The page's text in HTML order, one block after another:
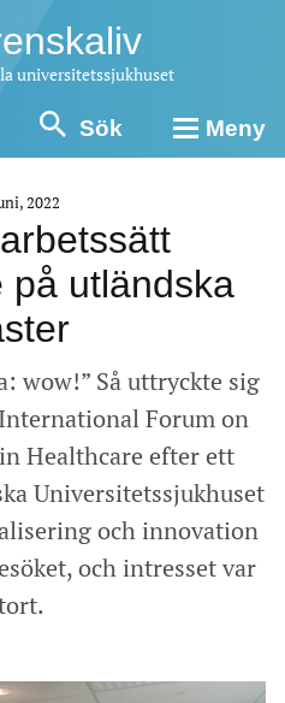
universitetssjukhuset
Sök Meny
2022
på utländska
wow!” Så uttryckte sig
Forum on
Healthcare efter ett
Universitetssjukhuset
och innovation
och intresset var